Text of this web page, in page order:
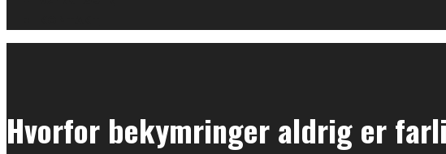
Hvorfor bekymringer aldrig er